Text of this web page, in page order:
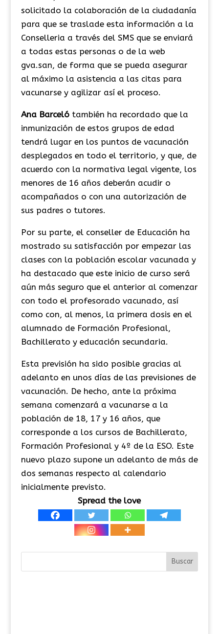
solicitado la colaboración de la ciudadanía
para que se traslade esta información a la
Conselleria a través del SMS que se enviará
a todas estas personas o de la web
gva.san, de forma que se pueda asegurar
al máximo la asistencia a las citas para
vacunarse y agilizar así el proceso.
Ana Barcelótambién ha recordado que la
inmunización de estos grupos de edad
tendrá lugar en los puntos de vacunación
desplegados en todo el territorio, y que, de
acuerdo con la normativa legal vigente, los
menores de 16 años deberán acudir o
acompañados o con una autorización de
sus padres o tutores.
Por su parte, el conseller de Educación ha
mostrado su satisfacción por empezar las
clases con la población escolar vacunada y
ha destacado que este inicio de curso será
aún más seguro que el anterior al comenzar
con todo el profesorado vacunado, así
como con, al menos, la primera dosis en el
alumnado de Formación Profesional,
Bachillerato y educación secundaria.
Esta previsión ha sido posible gracias al
adelanto en unos días de las previsiones de
vacunación. De hecho, ante la próxima
semana comenzará a vacunarse a la
población de 18, 17 y 16 años, que
corresponde a los cursos de Bachillerato,
Formación Profesional y 4º de la ESO. Este
nuevo plazo supone un adelanto de más de
dos semanas respecto al calendario
inicialmente previsto.
Spread the love